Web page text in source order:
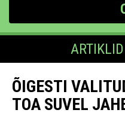
ÕIGESTI
TOA SUVEL